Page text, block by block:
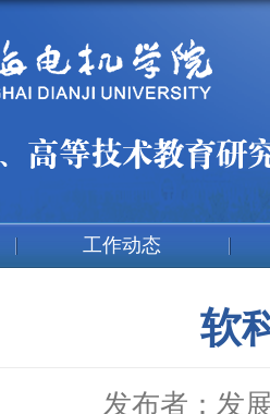
工作动态
软
发布者：发